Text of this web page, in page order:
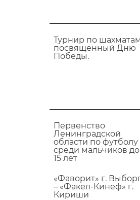
Турнир по
посвященный Дню
Победы.
Первенство
Ленинградской
области по футболу
среди мальчиков до
15 лет
«Фаворит» г.
– «Факел-Кинеф» г.
Кириши